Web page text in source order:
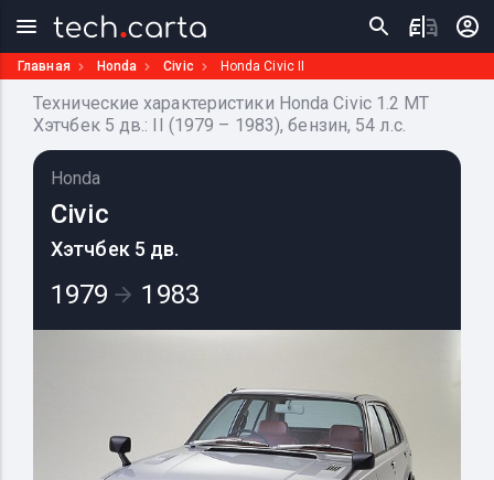
Главная Honda Civic Honda Civic II
Технические характеристики Honda Civic 1.2 MT
Хэтчбек 5 дв.: II (1979 – 1983), бензин, 54 л.с.
Honda
Civic
Хэтчбек 5 дв.
1979 1983